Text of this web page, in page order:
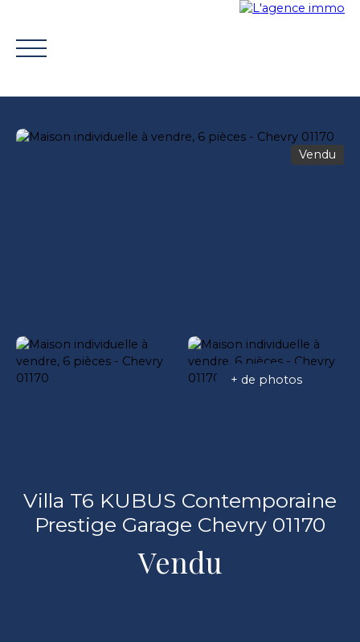
Vendu
+ de photos
Villa T6 KUBUS Contemporaine
Prestige Garage Chevry 01170
Vendu